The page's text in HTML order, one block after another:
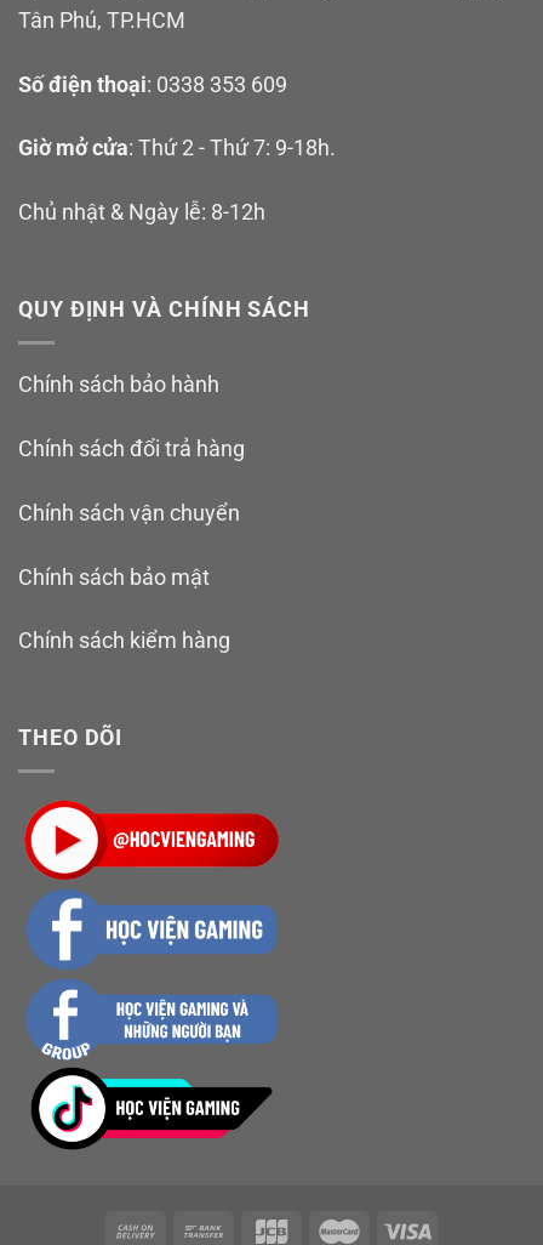
Tân Phú, TP.HCM
Số điện thoại: 0338 353 609
Giờ mở cửa: Thứ 2 - Thứ 7: 9-18h.
Chủ nhật & Ngày lễ: 8-12h
QUY ĐỊNH VÀ CHÍNH SÁCH
Chính sách bảo hành
Chính sách đổi trả hàng
Chính sách vận chuyển
Chính sách bảo mật
Chính sách kiểm hàng
THEO DÕI